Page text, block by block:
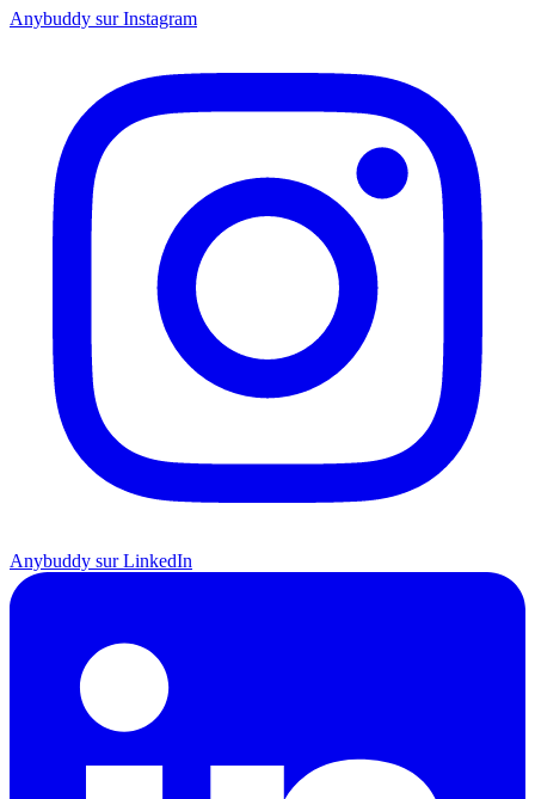
Anybuddy sur Instagram
Anybuddy sur LinkedIn